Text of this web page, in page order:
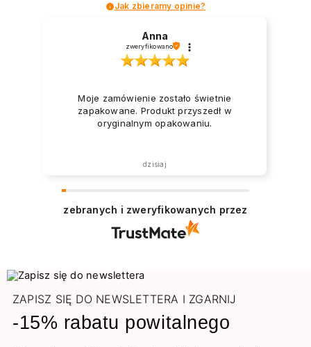
Jak zbieramy opinie?
Anna
zweryfikowano
Moje zamówienie zostało świetnie
zapakowane. Produkt przyszedł w
oryginalnym opakowaniu.
dzisiaj
zebranych i zweryfikowanych przez
ZAPISZ SIĘ DO NEWSLETTERA I ZGARNIJ
-15% rabatu powitalnego